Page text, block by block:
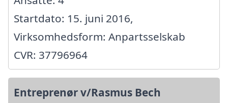
Startdato: 15. juni 2016,
Virksomhedsform: Anpartsselskab
CVR: 37796964
Entreprenør v/Rasmus Bech